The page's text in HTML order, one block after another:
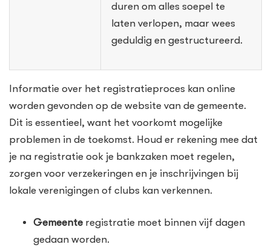
duren om alles soepel te
laten verlopen, maar wees
geduldig en gestructureerd.
Informatie over het registratieproces kan online
worden gevonden op de website van de gemeente.
Dit is essentieel, want het voorkomt mogelijke
problemen in de toekomst. Houd er rekening mee dat
je na registratie ook je bankzaken moet regelen,
zorgen voor verzekeringen en je inschrijvingen bij
lokale verenigingen of clubs kan verkennen.
Gemeente registratie moet binnen vijf dagen
gedaan worden.